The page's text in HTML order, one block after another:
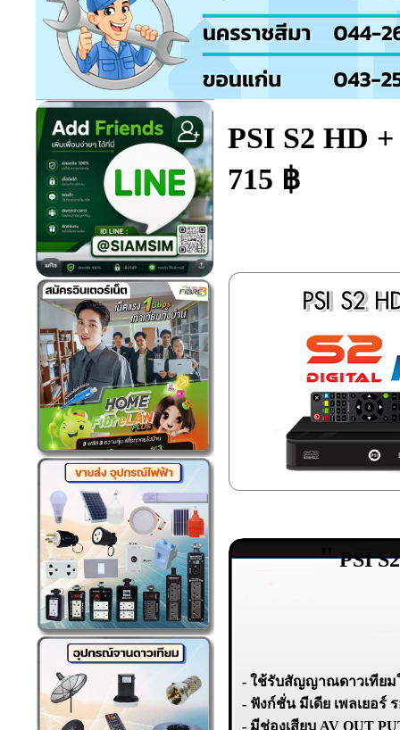
PSI S2 HD
715 ฿
"PSI
- ใช้รับสัญญาณดาวเทียม
- ฟังก์ชั่น มีเดีย เพลเยอร์
- มีช่องเสียบ AV OUT